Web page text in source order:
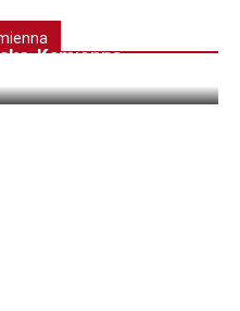
Kamienna